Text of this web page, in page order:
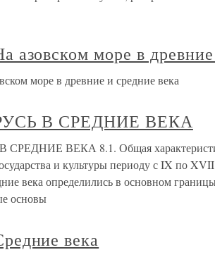
азовском море в
море в древние и средние века
В СРЕДНИЕ ВЕКА
СРЕДНИЕ ВЕКА 8.1. Общая
и культуры периоду с IX по
века определились в основном
основы
века